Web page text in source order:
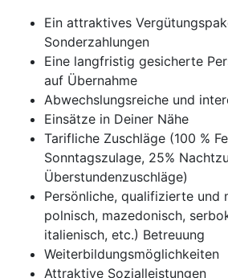
Ein attraktives
Sonderzahlungen
Eine langfristig gesicherte
auf Übernahme
Abwechslungsreiche und
Einsätze in Deiner Nähe
Tarifliche Zuschläge (100 %
Sonntagszulage, 25%
Überstundenzuschläge)
Persönliche, qualifizierte und
polnisch, mazedonisch,
italienisch, etc.) Betreuung
Weiterbildungsmöglichkeiten
Attraktive Sozialleistungen